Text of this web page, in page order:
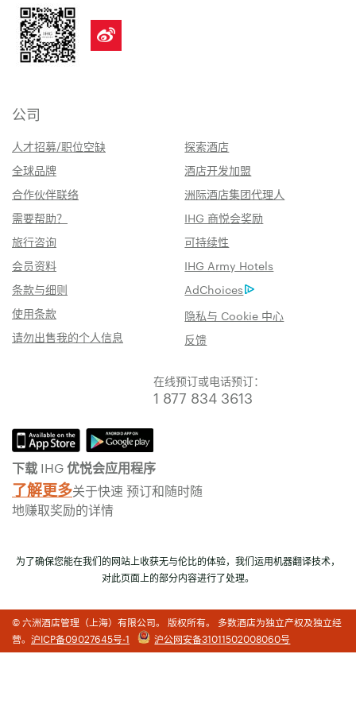
公司
人才招募/职位空缺
探索酒店
全球品牌
酒店开发加盟
合作伙伴联络
洲际酒店集团代理人
需要帮助？
IHG 商悦会奖励
旅行咨询
可持续性
会员资料
IHG Army Hotels
条款与细则
AdChoices
使用条款
隐私与 Cookie 中心
请勿出售我的个人信息
反馈
在线预订或电话预订：
1 877 834 3613
下载 IHG 优悦会应用程序
了解更多关于快速 预订和随时随
地赚取奖励的详情
为了确保您能在我们的网站上收获无与伦比的体验，我们运用机器翻译技术，
对此页面上的部分内容进行了处理。
© 六洲酒店管理（上海）有限公司。 版权所有。 多数酒店为独立产权及独立经
营。 沪ICP备09027645号-1 沪公网安备31011502008060号